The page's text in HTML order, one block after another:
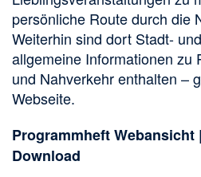
persönliche Route durch die
Weiterhin sind dort Stadt-
allgemeine Informationen zu
und Nahverkehr enthalten –
Webseite.
Programmheft Webansicht |
Download